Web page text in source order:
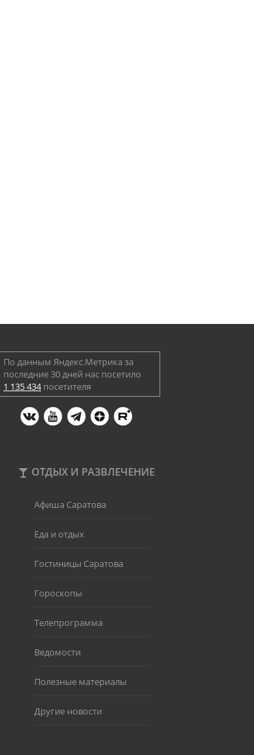
По данным Яндекс.Метрика за
последние 30 дней нас посетило
1 135 434посетителя
ОТДЫХ И РАЗВЛЕЧЕНИЕ
Афиша Саратова
Еда и отдых
Гостиницы Саратова
Гороскопы
Телепрограмма
Ведомости
Полезные материалы
Другие новости